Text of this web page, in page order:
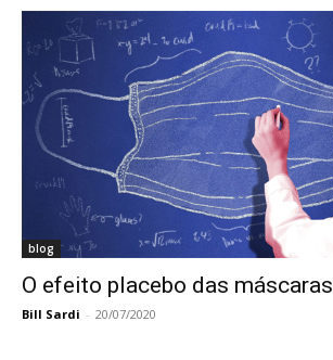
blog
O efeito placebo das máscaras
Bill Sardi - 20/07/2020